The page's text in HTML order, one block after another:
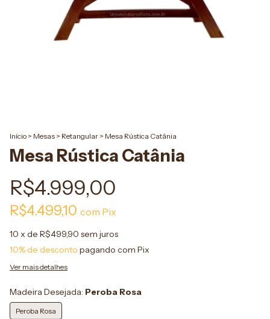
Início > Mesas > Retangular > Mesa Rústica Catânia
Mesa Rústica Catânia
R$4.999,00
R$4.499,10 com Pix
10 x de R$499,90 sem juros
10% de desconto pagando com Pix
Ver mais detalhes
Madeira Desejada: Peroba Rosa
Peroba Rosa